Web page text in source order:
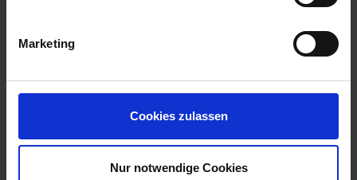
Marketing
Cookies zulassen
Nur notwendige Cookies